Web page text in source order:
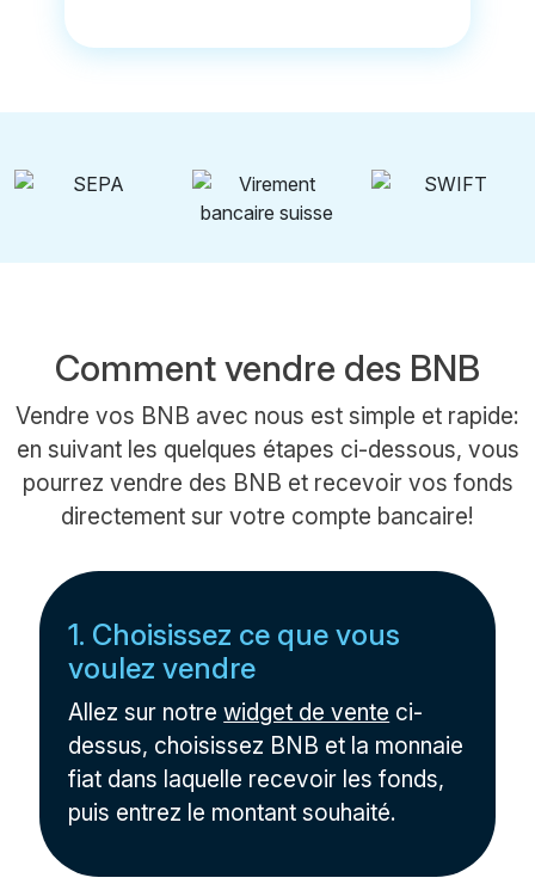
Comment vendre des BNB
Vendre vos BNB avec nous est simple et rapide:
en suivant les quelques étapes ci-dessous, vous
pourrez vendre des BNB et recevoir vos fonds
directement sur votre compte bancaire!
1. Choisissez ce que vous
voulez vendre
Allez sur notrewidget de vente ci-
dessus, choisissez BNB et la monnaie
fiat dans laquelle recevoir les fonds,
puis entrez le montant souhaité.